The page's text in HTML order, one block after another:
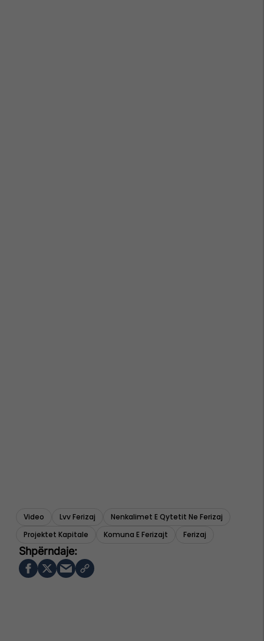
Video Lvv Ferizaj
Nenkalimet E Qytetit Ne Ferizaj
Projektet Kapitale
Komuna E Ferizajt Ferizaj